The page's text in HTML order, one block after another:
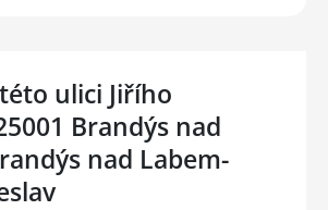
ulici Jiřího
Brandýs nad
nad Labem-